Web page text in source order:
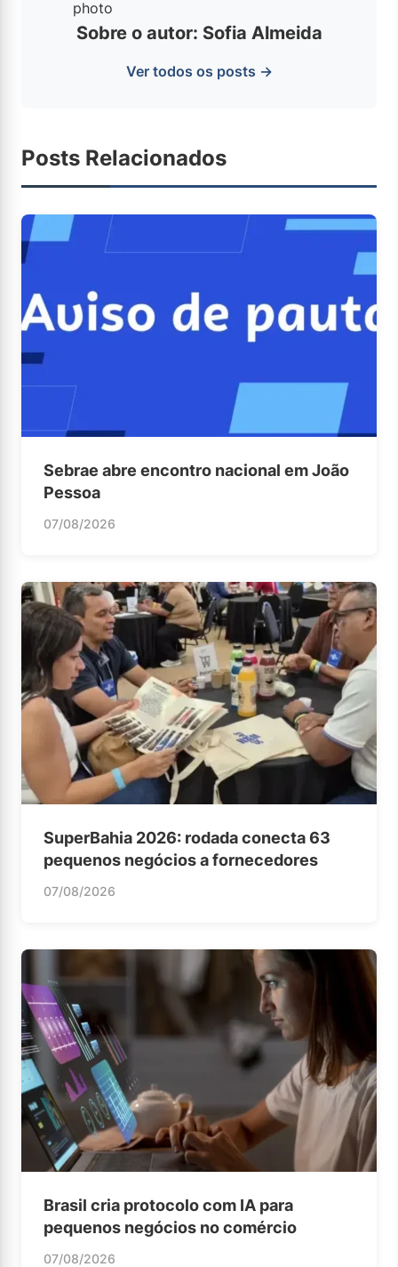
Sobre o autor: Sofia Almeida
Ver todos os posts →
Posts Relacionados
Sebrae abre encontro nacional em João
Pessoa
07/08/2026
SuperBahia 2026: rodada conecta 63
pequenos negócios a fornecedores
07/08/2026
Brasil cria protocolo com IA para
pequenos negócios no comércio
07/08/2026